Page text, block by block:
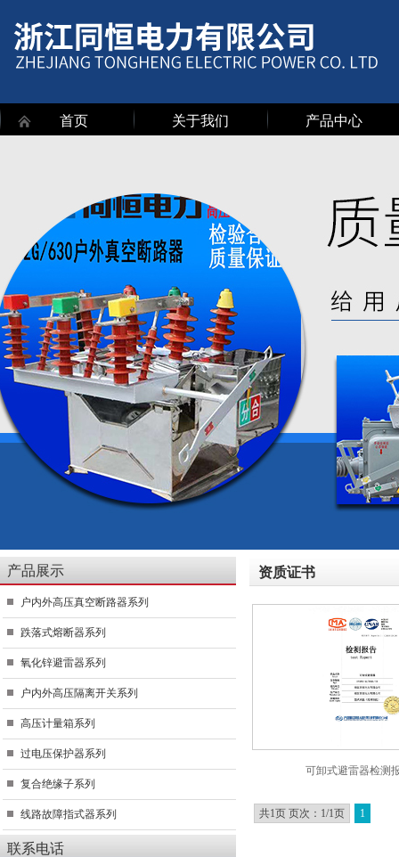
首页 关于我们 产品中心
产品展示
户内外高压真空断路器系列
跌落式熔断器系列
氧化锌避雷器系列
户内外高压隔离开关系列
高压计量箱系列
过电压保护器系列
复合绝缘子系列
线路故障指式器系列
联系电话
资质证书
可卸式避雷器检测
共1页 页次：1/1页 1